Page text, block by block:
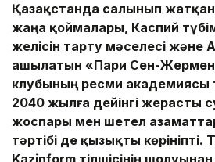
Қазақстанда салынып
жаңа қоймалары, Каспий
желісін тарту мәселесі және
ашылатын «Пари Сен-
клубының ресми академиясы
2040 жылға дейінгі жерасты
жоспары мен шетел
тәртібі де қызықты көрініпті.